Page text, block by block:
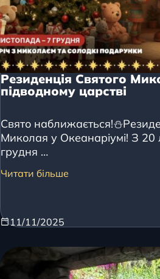
Резиденція Святого
підводному царстві
Свято
Миколая у Океанаріумі! З 20
грудня …
Читати більше
11/11/2025